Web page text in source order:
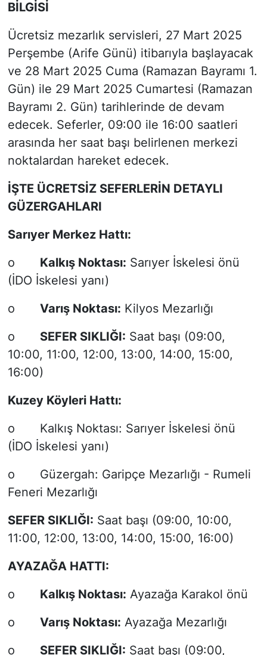
BİLGİSİ
Ücretsiz mezarlık servisleri, 27 Mart 2025
Perşembe (Arife Günü) itibarıyla başlayacak
ve 28 Mart 2025 Cuma (Ramazan Bayramı 1.
Gün) ile 29 Mart 2025 Cumartesi (Ramazan
Bayramı 2. Gün) tarihlerinde de devam
edecek. Seferler, 09:00 ile 16:00 saatleri
arasında her saat başı belirlenen merkezi
noktalardan hareket edecek.
İŞTE ÜCRETSİZ SEFERLERİN DETAYLI
GÜZERGAHLARI
Sarıyer Merkez Hattı:
o Kalkış Noktası: Sarıyer İskelesi önü
(İDO İskelesi yanı)
o Varış Noktası: Kilyos Mezarlığı
o SEFER SIKLIĞI: Saat başı (09:00,
10:00, 11:00, 12:00, 13:00, 14:00, 15:00,
16:00)
Kuzey Köyleri Hattı:
o Kalkış Noktası: Sarıyer İskelesi önü
(İDO İskelesi yanı)
o Güzergah: Garipçe Mezarlığı - Rumeli
Feneri Mezarlığı
SEFER SIKLIĞI: Saat başı (09:00, 10:00,
11:00, 12:00, 13:00, 14:00, 15:00, 16:00)
AYAZAĞA HATTI:
o Kalkış Noktası: Ayazağa Karakol önü
o Varış Noktası: Ayazağa Mezarlığı
o SEFER SIKLIĞI: Saat başı (09:00,